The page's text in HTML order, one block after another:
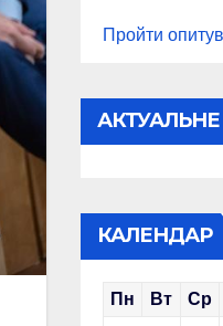
Пройти
КАЛЕНДАР
Пн Вт Ср